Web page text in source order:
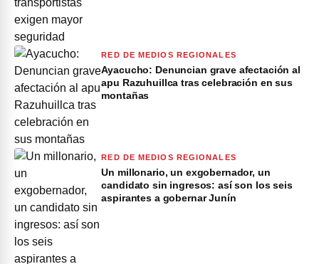
RED DE MEDIOS REGIONALES
Ayacucho: Denuncian grave afectación al
apu Razuhuillca tras celebración en sus
montañas
RED DE MEDIOS REGIONALES
Un millonario, un exgobernador, un
candidato sin ingresos: así son los seis
aspirantes a gobernar Junín